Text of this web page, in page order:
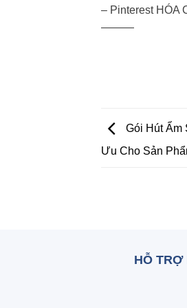
– Pinterest HÓA
———
Gói Hút Ẩm
Ưu Cho Sản
HỖ